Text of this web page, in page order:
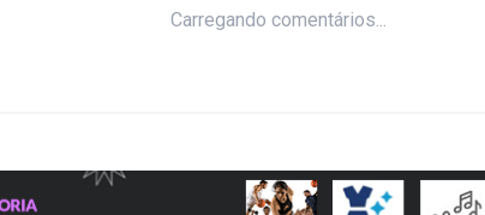
Carregando comentários...